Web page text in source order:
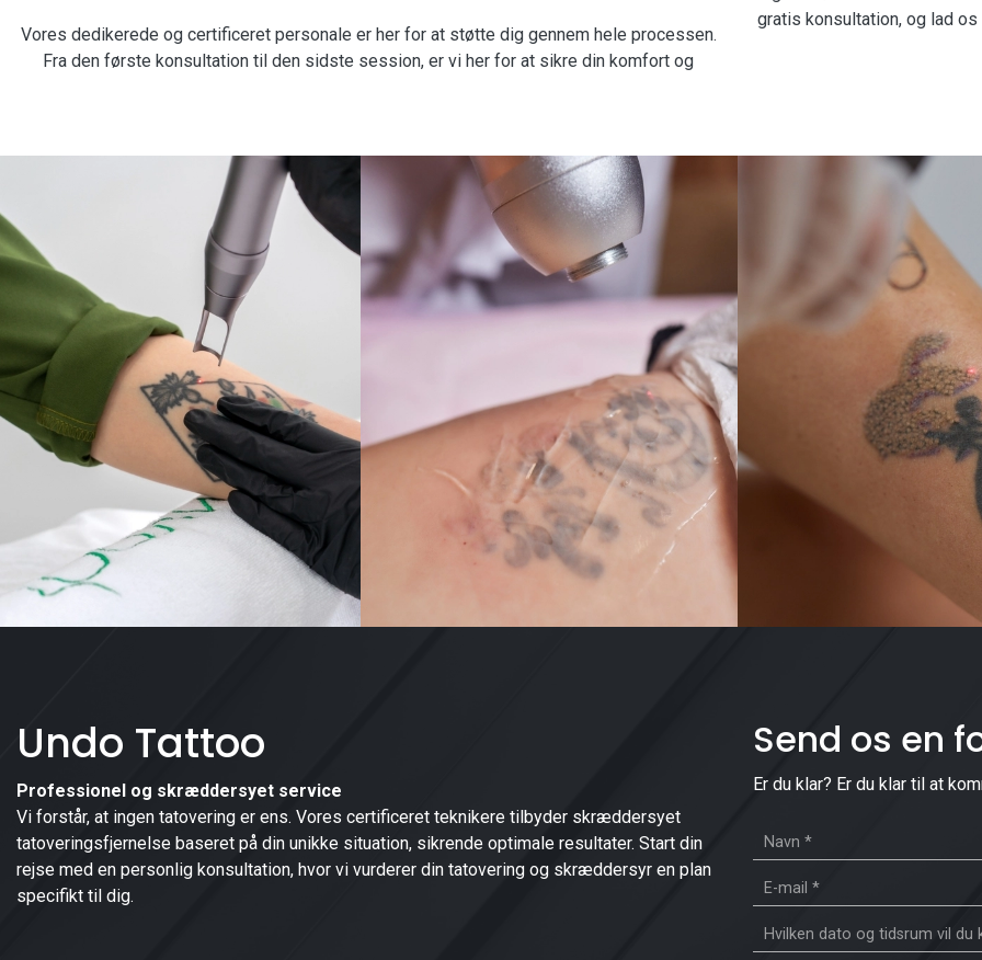
Vores dedikerede og certificeret personale er her for at støtte dig gennem hele processen.
Fra den første konsultation til den sidste session, er vi her for at sikre din komfort og
gratis konsultation, og lad
Undo Tattoo
Professionel og skræddersyet service
Vi forstår, at ingen tatovering er ens. Vores certificeret teknikere tilbyder skræddersyet
tatoveringsfjernelse baseret på din unikke situation, sikrende optimale resultater. Start din
rejse med en personlig konsultation, hvor vi vurderer din tatovering og skræddersyr en plan
specifikt til dig.
Send os en
Er du klar? Er du klar til at